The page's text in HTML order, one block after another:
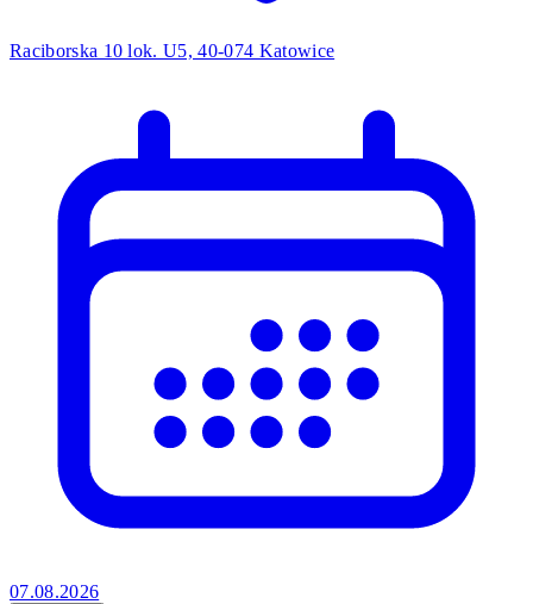
Raciborska 10 lok. U5, 40-074 Katowice
07.08.2026